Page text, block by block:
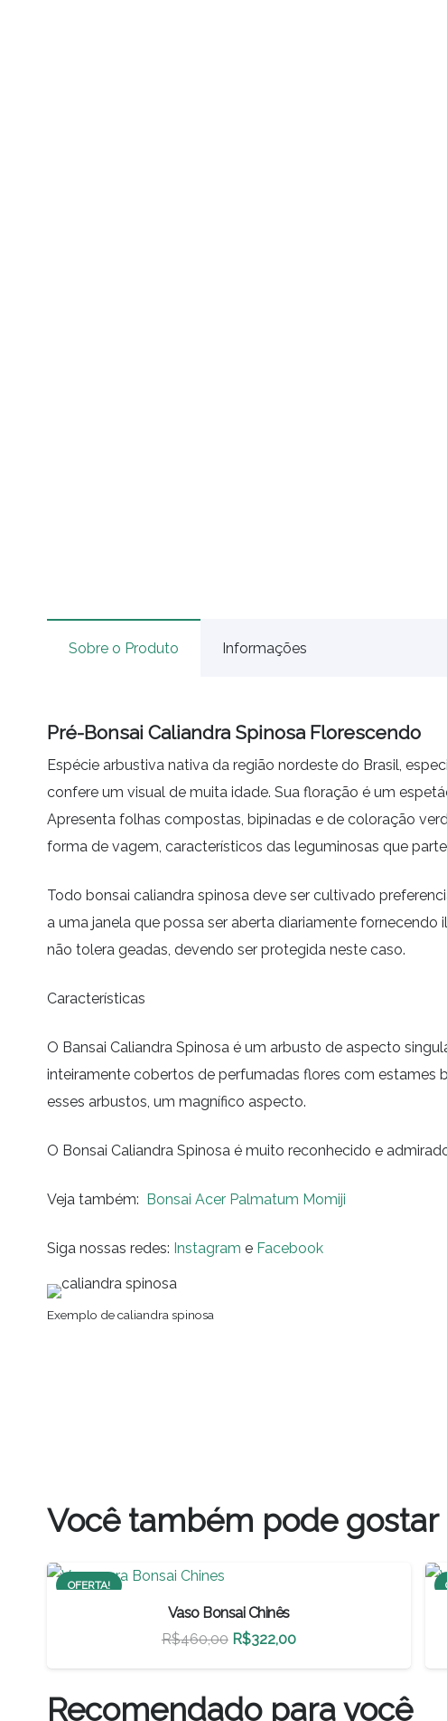
Sobre o Produto Informações
Pré-Bonsai Caliandra Spinosa Florescendo
Espécie arbustiva nativa da região nordeste do Brasil,
confere um visual de muita idade. Sua floração é um
Apresenta folhas compostas, bipinadas e de coloração
forma de vagem, característicos das leguminosas que
Todo bonsai caliandra spinosa deve ser cultivado
a uma janela que possa ser aberta diariamente
não tolera geadas, devendo ser protegida neste caso.
Características
O Bansai Caliandra Spinosa é um arbusto de aspecto
inteiramente cobertos de perfumadas flores com estames
esses arbustos, um magnífico aspecto.
O Bonsai Caliandra Spinosa é muito reconhecido e
Veja também: Bonsai Acer Palmatum Momiji
Siga nossas redes: Instagram e Facebook
Exemplo de caliandra spinosa
Você também pode gostar
OFERTA!
Vaso Bonsai Chinês
R$460,00 O
preço
original
R$322,00O
preço
Recomendado para você